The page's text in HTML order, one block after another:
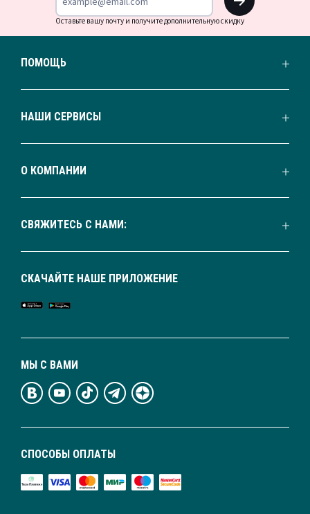
Оставьте вашу почту и получите дополнительную скидку
ПОМОЩЬ
НАШИ СЕРВИСЫ
О КОМПАНИИ
СВЯЖИТЕСЬ С НАМИ:
СПОСОБЫ ОПЛАТЫ
МЫ С ВАМИ
СКАЧАЙТЕ НАШЕ ПРИЛОЖЕНИЕ